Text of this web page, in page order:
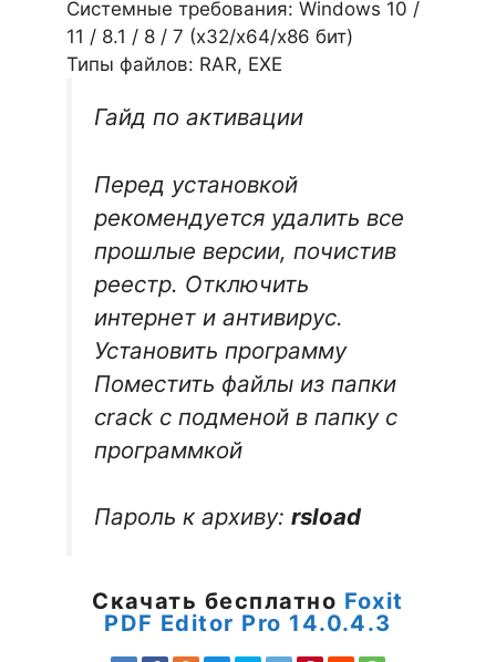
Системные требования: Windows 10 /
11 / 8.1 / 8 / 7 (х32/x64/x86 бит)
Типы файлов: RAR, EXE
Гайд по активации
Перед установкой
рекомендуется удалить все
прошлые версии, почистив
реестр. Отключить
интернет и антивирус.
Установить программу
Поместить файлы из папки
crack с подменой в папку с
программкой
Пароль к архиву: rsload
Скачать бесплатно Foxit
PDF Editor Pro 14.0.4.3